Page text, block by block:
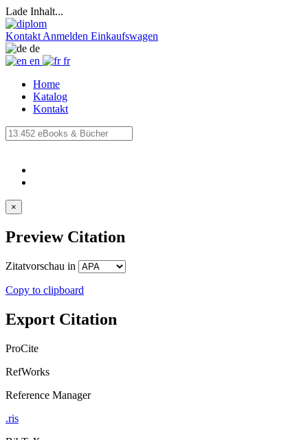
Lade Inhalt...
Kontakt Anmelden Einkaufswagen
de
en
fr
Home
Katalog
Kontakt
Export Citation